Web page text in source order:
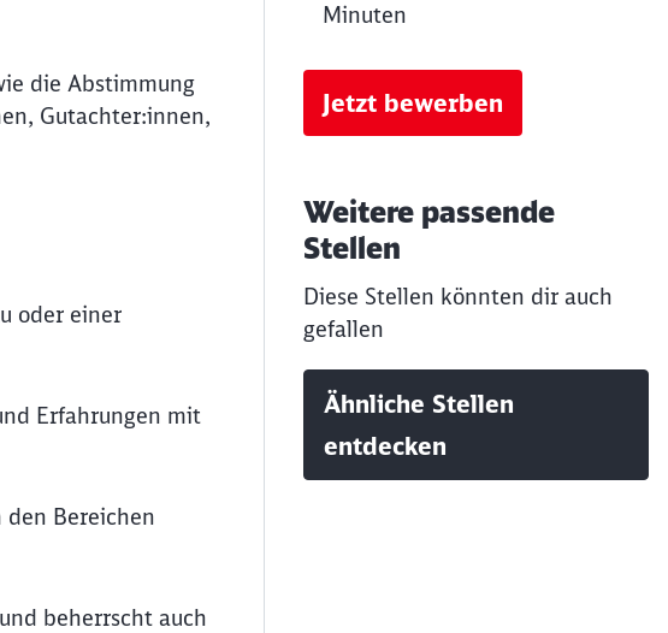
die Abstimmung
Gutachter:innen,
oder einer
Erfahrungen mit
Bereichen
beherrscht auch
Minuten
Jetzt bewerben
Weitere passende
Stellen
Diese Stellen könnten dir auch
gefallen
Ähnliche Stellen
entdecken